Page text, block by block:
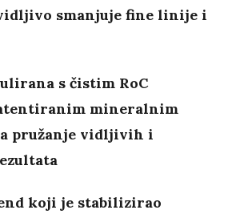
smanjuje fine linije i
s čistim RoC
mineralnim
pružanje vidljivih i
koji je stabilizirao